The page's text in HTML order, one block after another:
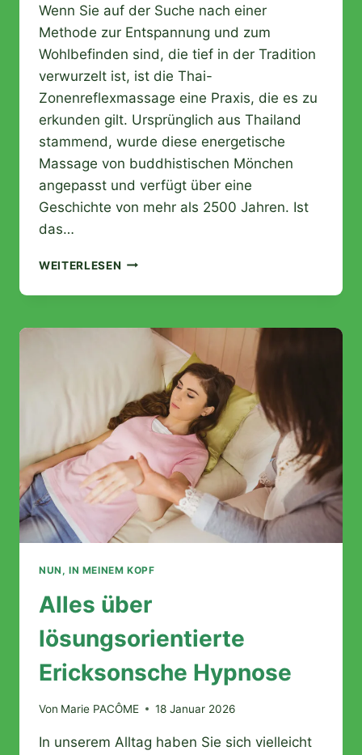
Wenn Sie auf der Suche nach einer
Methode zur Entspannung und zum
Wohlbefinden sind, die tief in der Tradition
verwurzelt ist, ist die Thai-
Zonenreflexmassage eine Praxis, die es zu
erkunden gilt. Ursprünglich aus Thailand
stammend, wurde diese energetische
Massage von buddhistischen Mönchen
angepasst und verfügt über eine
Geschichte von mehr als 2500 Jahren. Ist
das…
WEITERLESENWAS
THAI
NUN, IN MEINEM KOPF
Alles über
lösungsorientierte
Ericksonsche Hypnose
Von Marie PACÔME 18 Januar 2026
In unserem Alltag haben Sie sich vielleicht